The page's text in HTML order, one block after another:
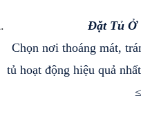
Đặt Tủ Ở
Chọn nơi thoáng mát,
tủ hoạt động hiệu quả